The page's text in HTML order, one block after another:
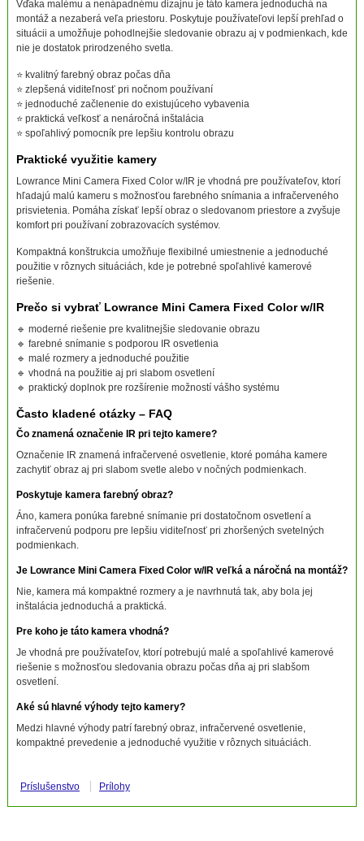
Vďaka malému a nenápadnému dizajnu je táto kamera jednoduchá na
montáž a nezaberá veľa priestoru. Poskytuje používateľovi lepší prehľad o
situácii a umožňuje pohodlnejšie sledovanie obrazu aj v podmienkach, kde
nie je dostatok prirodzeného svetla.
⭐ kvalitný farebný obraz počas dňa
⭐ zlepšená viditeľnosť pri nočnom používaní
⭐ jednoduché začlenenie do existujúceho vybavenia
⭐ praktická veľkosť a nenáročná inštalácia
⭐ spoľahlivý pomocník pre lepšiu kontrolu obrazu
Praktické využitie kamery
Lowrance Mini Camera Fixed Color w/IR je vhodná pre používateľov, ktorí
hľadajú malú kameru s možnosťou farebného snímania a infračerveného
prisvietenia. Pomáha získať lepší obraz o sledovanom priestore a zvyšuje
komfort pri používaní zobrazovacích systémov.
Kompaktná konštrukcia umožňuje flexibilné umiestnenie a jednoduché
použitie v rôznych situáciách, kde je potrebné spoľahlivé kamerové
riešenie.
Prečo si vybrať Lowrance Mini Camera Fixed Color w/IR
🔹 moderné riešenie pre kvalitnejšie sledovanie obrazu
🔹 farebné snímanie s podporou IR osvetlenia
🔹 malé rozmery a jednoduché použitie
🔹 vhodná na použitie aj pri slabom osvetlení
🔹 praktický doplnok pre rozšírenie možností vášho systému
Často kladené otázky – FAQ
Čo znamená označenie IR pri tejto kamere?
Označenie IR znamená infračervené osvetlenie, ktoré pomáha kamere
zachytiť obraz aj pri slabom svetle alebo v nočných podmienkach.
Poskytuje kamera farebný obraz?
Áno, kamera ponúka farebné snímanie pri dostatočnom osvetlení a
infračervenú podporu pre lepšiu viditeľnosť pri zhoršených svetelných
podmienkach.
Je Lowrance Mini Camera Fixed Color w/IR veľká a náročná na montáž?
Nie, kamera má kompaktné rozmery a je navrhnutá tak, aby bola jej
inštalácia jednoduchá a praktická.
Pre koho je táto kamera vhodná?
Je vhodná pre používateľov, ktorí potrebujú malé a spoľahlivé kamerové
riešenie s možnosťou sledovania obrazu počas dňa aj pri slabšom
osvetlení.
Aké sú hlavné výhody tejto kamery?
Medzi hlavné výhody patrí farebný obraz, infračervené osvetlenie,
kompaktné prevedenie a jednoduché využitie v rôznych situáciách.
Príslušenstvo Prílohy